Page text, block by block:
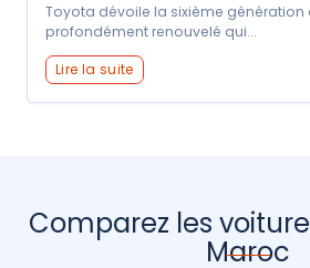
Toyota dévoile la sixième génération
profondément renouvelé qui...
Lire la suite
Comparez les
Maroc